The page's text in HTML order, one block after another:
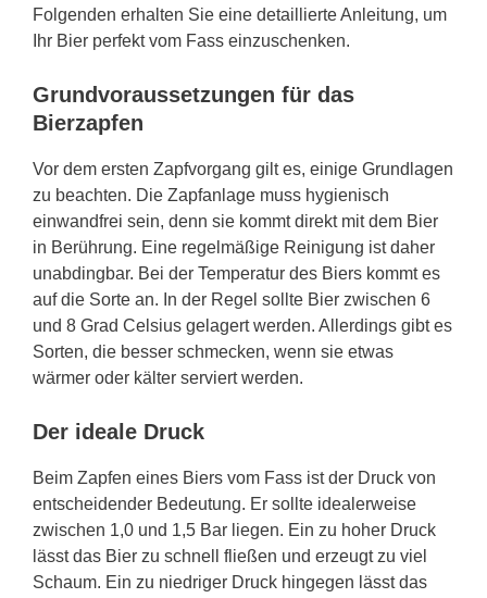
Folgenden erhalten Sie eine detaillierte Anleitung, um
Ihr Bier perfekt vom Fass einzuschenken.
Grundvoraussetzungen für das
Bierzapfen
Vor dem ersten Zapfvorgang gilt es, einige Grundlagen
zu beachten. Die Zapfanlage muss hygienisch
einwandfrei sein, denn sie kommt direkt mit dem Bier
in Berührung. Eine regelmäßige Reinigung ist daher
unabdingbar. Bei der Temperatur des Biers kommt es
auf die Sorte an. In der Regel sollte Bier zwischen 6
und 8 Grad Celsius gelagert werden. Allerdings gibt es
Sorten, die besser schmecken, wenn sie etwas
wärmer oder kälter serviert werden.
Der ideale Druck
Beim Zapfen eines Biers vom Fass ist der Druck von
entscheidender Bedeutung. Er sollte idealerweise
zwischen 1,0 und 1,5 Bar liegen. Ein zu hoher Druck
lässt das Bier zu schnell fließen und erzeugt zu viel
Schaum. Ein zu niedriger Druck hingegen lässt das